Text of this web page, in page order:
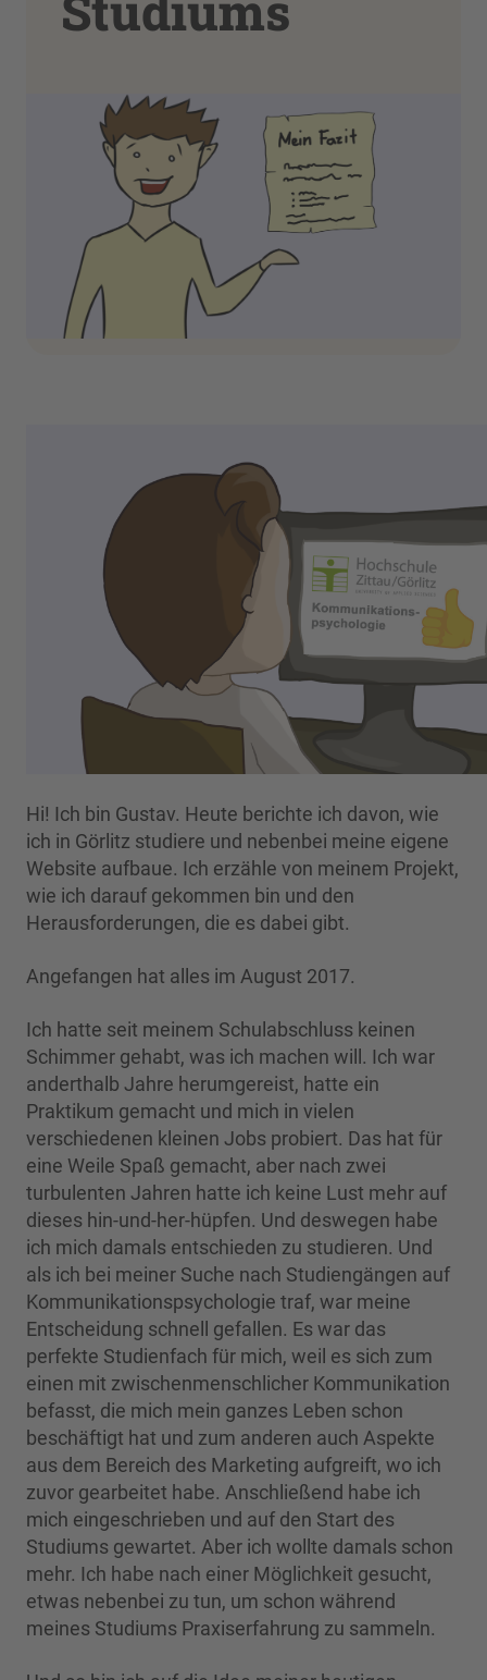
Hi! Ich bin Gustav. Heute berichte ich davon, wie
ich in Görlitz studiere und nebenbei meine eigene
Website aufbaue. Ich erzähle von meinem Projekt,
wie ich darauf gekommen bin und den
Herausforderungen, die es dabei gibt.
Angefangen hat alles im August 2017.
Ich hatte seit meinem Schulabschluss keinen
Schimmer gehabt, was ich machen will. Ich war
anderthalb Jahre herumgereist, hatte ein
Praktikum gemacht und mich in vielen
verschiedenen kleinen Jobs probiert. Das hat für
eine Weile Spaß gemacht, aber nach zwei
turbulenten Jahren hatte ich keine Lust mehr auf
dieses hin-und-her-hüpfen. Und deswegen habe
ich mich damals entschieden zu studieren. Und
als ich bei meiner Suche nach Studiengängen auf
Kommunikationspsychologie traf, war meine
Entscheidung schnell gefallen. Es war das
perfekte Studienfach für mich, weil es sich zum
einen mit zwischenmenschlicher Kommunikation
befasst, die mich mein ganzes Leben schon
beschäftigt hat und zum anderen auch Aspekte
aus dem Bereich des Marketing aufgreift, wo ich
zuvor gearbeitet habe. Anschließend habe ich
mich eingeschrieben und auf den Start des
Studiums gewartet. Aber ich wollte damals schon
mehr. Ich habe nach einer Möglichkeit gesucht,
etwas nebenbei zu tun, um schon während
meines Studiums Praxiserfahrung zu sammeln.